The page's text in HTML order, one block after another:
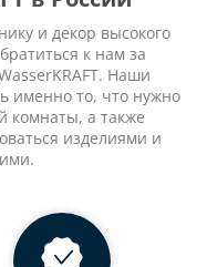
и декор высокого
к нам за
Наши
именно то, что нужно
комнаты, а также
изделиями и